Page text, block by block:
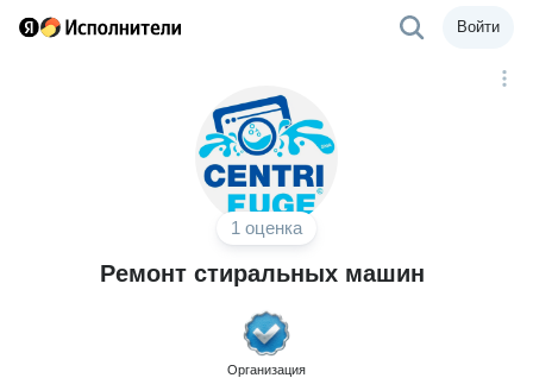
Войти
1 оценка
Ремонт стиральных машин
Организация